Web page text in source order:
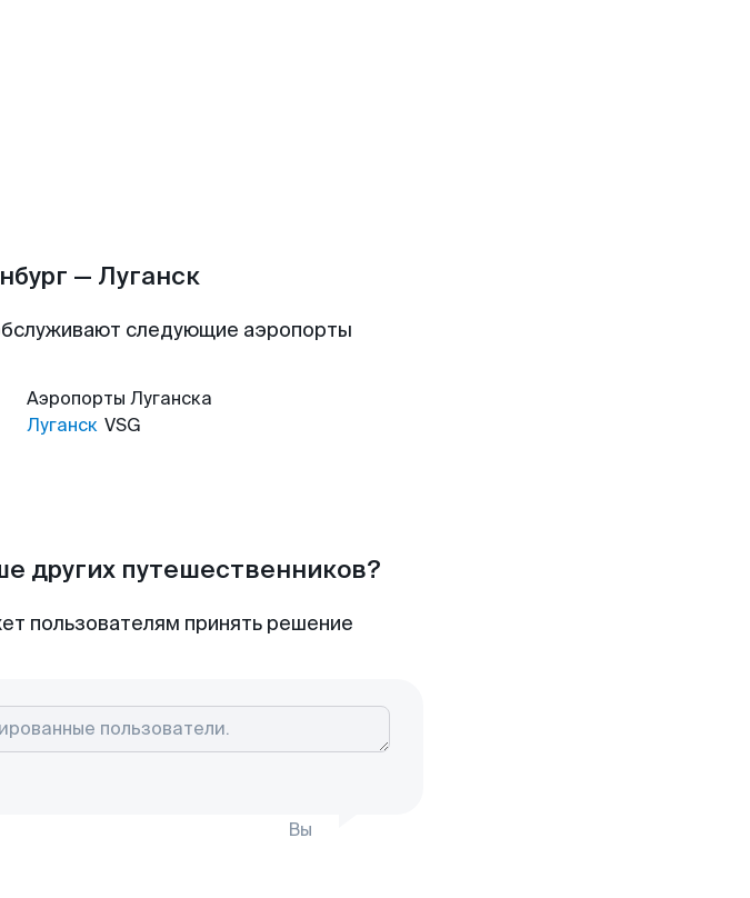
— Луганск
следующие аэропорты
Аэропорты Луганска
Луганск VSG
других путешественников?
пользователям принять решение
Вы